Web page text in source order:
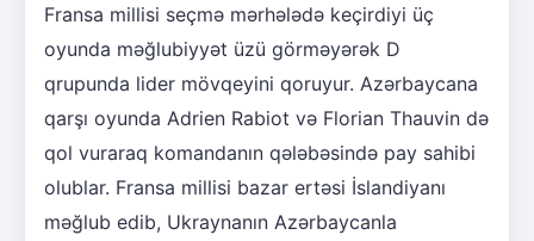
Fransa millisi seçmə mərhələdə keçirdiyi üç
oyunda məğlubiyyət üzü görməyərək D
qrupunda lider mövqeyini qoruyur. Azərbaycana
qarşı oyunda Adrien Rabiot və Florian Thauvin də
qol vuraraq komandanın qələbəsində pay sahibi
olublar. Fransa millisi bazar ertəsi İslandiyanı
məğlub edib, Ukraynanın Azərbaycanla